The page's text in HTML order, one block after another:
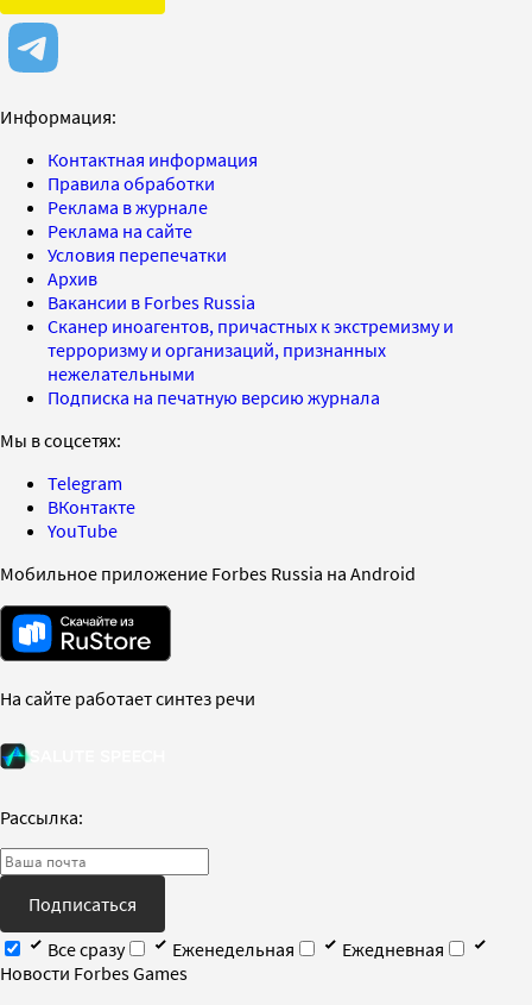
Информация:
Контактная информация
Правила обработки
Реклама в журнале
Реклама на сайте
Условия перепечатки
Архив
Вакансии в Forbes Russia
Сканер иноагентов, причастных к экстремизму и
терроризму и организаций, признанных
нежелательными
Подписка на печатную версию журнала
Мы в соцсетях:
Telegram
ВКонтакте
YouTube
Мобильное приложение Forbes Russia на Android
На сайте работает синтез речи
Рассылка:
Подписаться
Все сразу
Еженедельная
Ежедневная
Новости Forbes Games